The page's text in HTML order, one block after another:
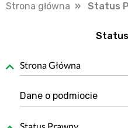
Strona główna » Status
Strona Główna
Dane o podmiocie